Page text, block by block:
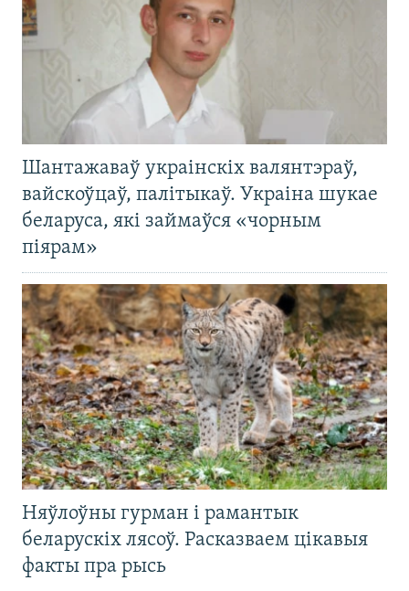
Шантажаваў украінскіх валянтэраў,
вайскоўцаў, палітыкаў. Украіна шукае
беларуса, які займаўся «чорным
піярам»
Няўлоўны гурман і рамантык
беларускіх лясоў. Расказваем цікавыя
факты пра рысь